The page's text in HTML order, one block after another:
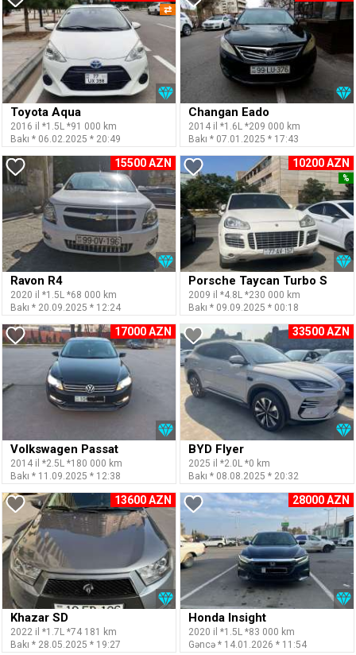
⇄
Toyota Aqua
2016 il *1.5L *91 000 km
Bakı * 06.02.2025 * 20:49
Changan Eado
2014 il *1.6L *209 000 km
Bakı * 07.01.2025 * 17:43
15500 AZN
Ravon R4
2020 il *1.5L *68 000 km
Bakı * 20.09.2025 * 12:24
10200 AZN
%
Porsche Taycan Turbo S
2009 il *4.8L *230 000 km
Bakı * 09.09.2025 * 00:18
17000 AZN
Volkswagen Passat
2014 il *2.5L *180 000 km
Bakı * 11.09.2025 * 12:38
33500 AZN
BYD Flyer
2025 il *2.0L *0 km
Bakı * 08.08.2025 * 20:32
13600 AZN
Khazar SD
2022 il *1.7L *74 181 km
Bakı * 28.05.2025 * 19:27
28000 AZN
Honda Insight
2020 il *1.5L *83 000 km
Gəncə * 14.01.2026 * 11:54